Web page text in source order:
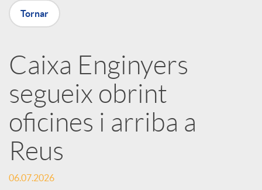
X
a
r
x
e
Tornar
Caixa Enginyers
segueix obrint
oficines i arriba a
Reus
06.07.2026